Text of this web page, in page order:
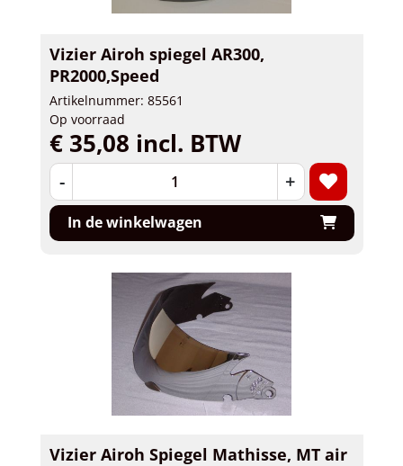
Vizier Airoh spiegel AR300,
PR2000,Speed
Artikelnummer: 85561
Op voorraad
€ 35,08 incl. BTW
- +
In de winkelwagen
Vizier Airoh Spiegel Mathisse, MT air